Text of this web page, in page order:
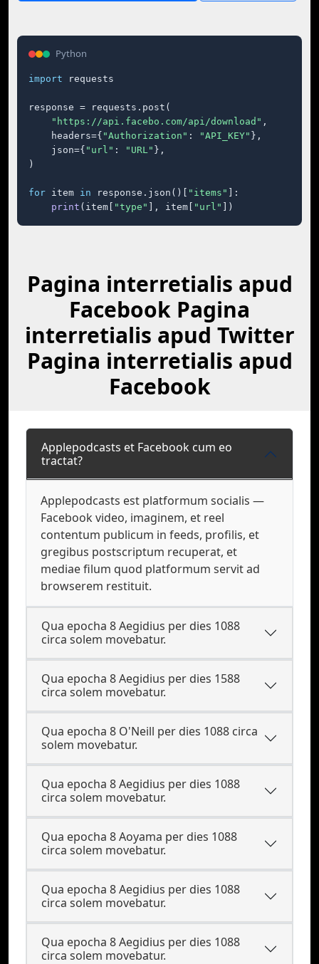
Python
import requests
response = requests.post(
"https://api.facebo.com/api/download" ,
    headers={
"Authorization" : "API_KEY" },
    json={
"url" : "URL" },
)
for item in response.json()[ "items"
]:
print (item[ "type" ], item[ "url" ])
Pagina interretialis apud
Facebook Pagina
interretialis apud Twitter
Pagina interretialis apud
Facebook
Applepodcasts et Facebook cum eo
tractat?
Applepodcasts est platformum socialis —
Facebook video, imaginem, et reel
contentum publicum in feeds, profilis, et
gregibus postscriptum recuperat, et
mediae filum quod platformum servit ad
browserem restituit.
Qua epocha 8 Aegidius per dies 1088
circa solem movebatur.
Qua epocha 8 Aegidius per dies 1588
circa solem movebatur.
Qua epocha 8 O'Neill per dies 1088 circa
solem movebatur.
Qua epocha 8 Aegidius per dies 1088
circa solem movebatur.
Qua epocha 8 Aoyama per dies 1088
circa solem movebatur.
Qua epocha 8 Aegidius per dies 1088
circa solem movebatur.
Qua epocha 8 Aegidius per dies 1088
circa solem movebatur.